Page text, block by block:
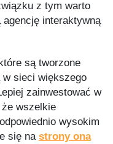
z tym warto
interaktywną
są tworzone
sieci większego
zainwestować w
wszelkie
wysokim
się na strony ona